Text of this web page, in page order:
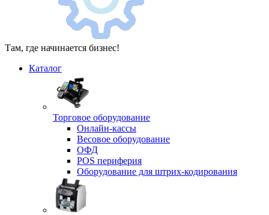
Там, где начинается бизнес!
Каталог
Торговое оборудование
Онлайн-кассы
Весовое оборудование
ОФД
POS периферия
Оборудование для штрих-кодирования